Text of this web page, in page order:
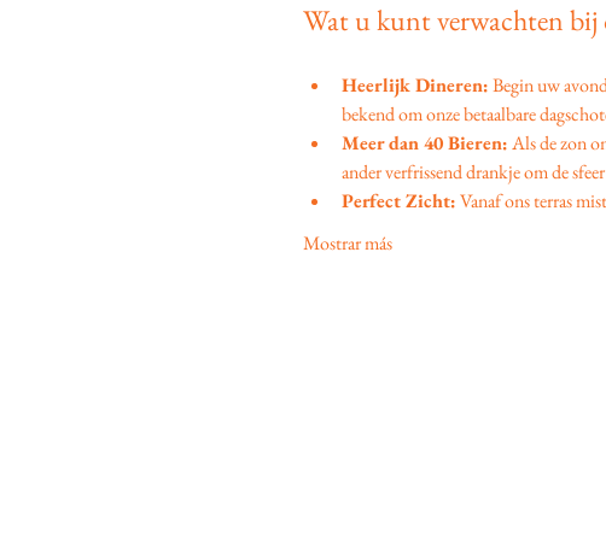
Wat u kunt verwachten bij
Heerlijk Dineren: Begin uw
bekend om onze betaalbare
Meer dan 40 Bieren: Als de zon
ander verfrissend drankje om de
Perfect Zicht: Vanaf ons terras
Mostrar más